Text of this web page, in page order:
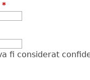
*
fi considerat